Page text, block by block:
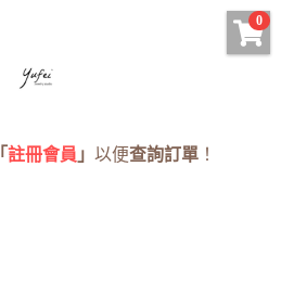
註冊會員 」 以便查詢訂單！
0
×